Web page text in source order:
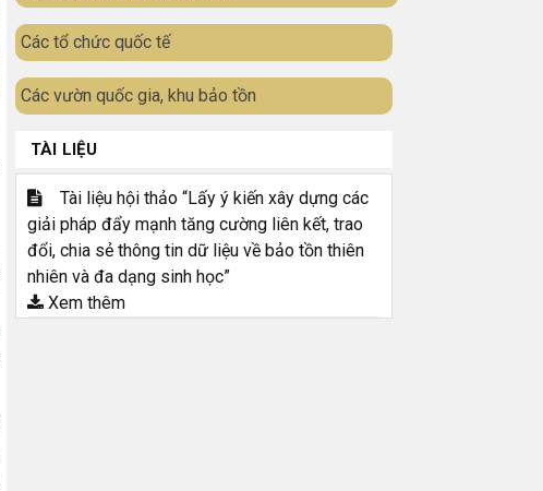
Các tổ chức quốc tế
Các vườn quốc gia, khu bảo tồn
TÀI LIỆU
Tài liệu hội thảo “Lấy ý kiến xây dựng các
giải pháp đẩy mạnh tăng cường liên kết, trao
đổi, chia sẻ thông tin dữ liệu về bảo tồn thiên
nhiên và đa dạng sinh học”
Xem thêm